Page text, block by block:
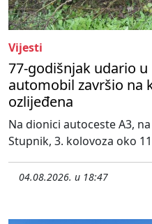
Vijesti
77-godišnjak udario
automobil završio na
ozlijeđena
Na dionici autoceste A3,
Stupnik, 3. kolovoza oko
04.08.2026. u 18:47